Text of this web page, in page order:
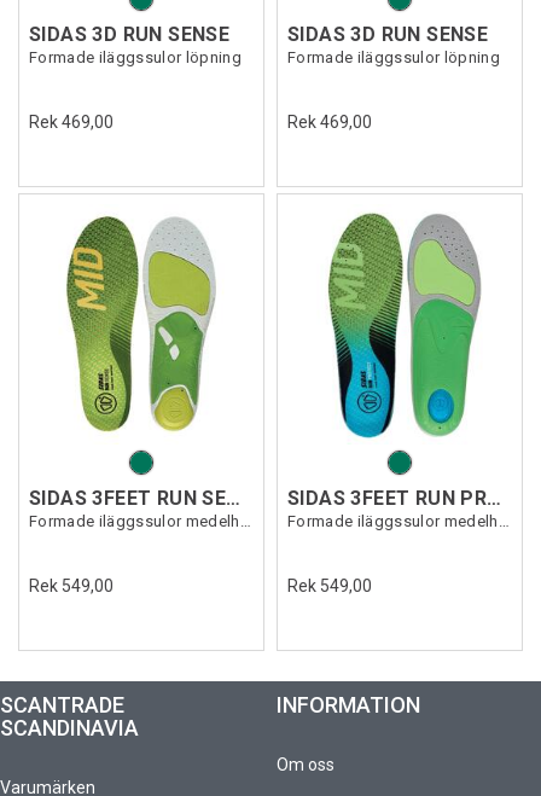
SIDAS 3D RUN SENSE
Formade iläggssulor löpning
Rek 469,00
SIDAS 3D RUN SENSE
Formade iläggssulor löpning
Rek 469,00
SIDAS 3FEET RUN SENSE MID
Rek 549,00
SIDAS 3FEET RUN PROTECT MID
Rek 549,00
SCANTRADE
SCANDINAVIA
Varumärken
INFORMATION
Om oss